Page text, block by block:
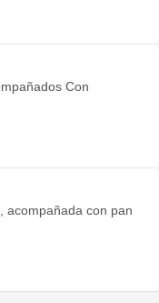
Con
acompañada con pan